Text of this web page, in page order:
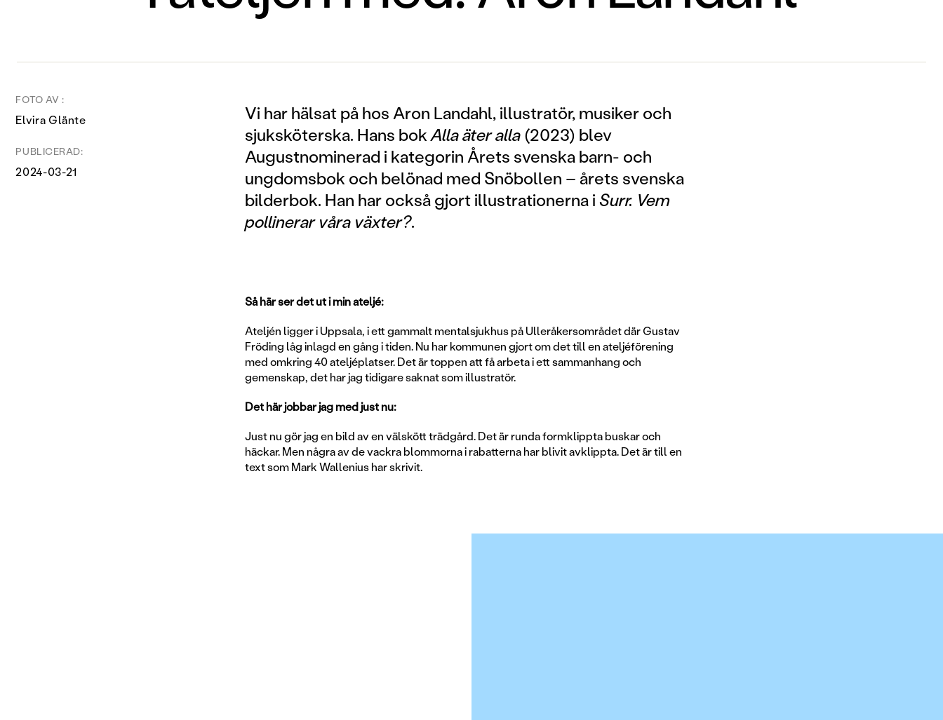
FOTO AV :
Elvira Glänte
PUBLICERAD:
2024-03-21
Vi har hälsat på hos Aron Landahl, illustratör, musiker och
sjuksköterska. Hans bokAlla äter alla(2023) blev
Augustnominerad i kategorin Årets svenska barn- och
ungdomsbok och belönad med Snöbollen – årets svenska
bilderbok. Han har också gjort illustrationerna i Surr. Vem
pollinerar våra växter?.
Så härser det ut i min ateljé:
Ateljén ligger i Uppsala, i ett gammalt mentalsjukhus på Ulleråkersområdet där Gustav
Fröding låg inlagd en gång i tiden. Nu har kommunen gjort om det till en ateljéförening
med omkring 40 ateljéplatser. Det är toppen att få arbeta i ett sammanhang och
gemenskap, det har jag tidigare saknat som illustratör.
Det här jobbar jag med just nu:
Just nu gör jag en bild av en välskött trädgård. Det är runda formklippta buskar och
häckar. Men några av de vackra blommorna i rabatterna har blivit avklippta. Det är till en
text som Mark Wallenius har skrivit.